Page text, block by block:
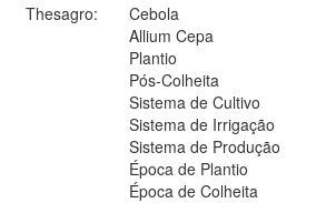
Thesagro:
Cebola
Allium Cepa
Plantio
Pós-Colheita
Sistema de Cultivo
Sistema de Irrigação
Sistema de Produção
Época de Plantio
Época de Colheita